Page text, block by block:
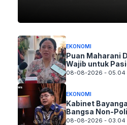
EKONOMI
Puan Maharani
Wajib untuk
08-08-2026 - 05.04
EKONOMI
Kabinet
Bangsa Non-
08-08-2026 - 03.04